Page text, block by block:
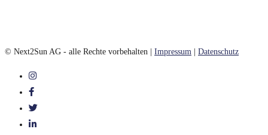
© Next2Sun AG - alle Rechte vorbehalten | Impressum | Datenschutz